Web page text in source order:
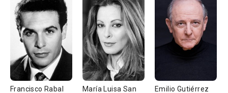
Francisco Rabal
María Luisa San
Emilio Gutiérrez